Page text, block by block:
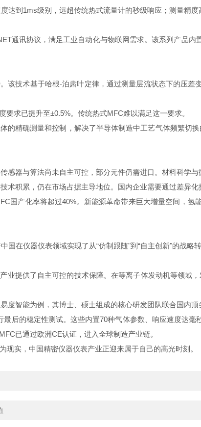
达到1ms级别，远超传统热式流量计的秒级响应；测量精
通讯协议，满足工业自动化与物联网需求。该系列产品
该技术基于哈根-泊肃叶定律，通过测量层流状态下的压
求已提升至±0.5%。传统热式MFC难以满足这一要求。
的精确测量和控制，解决了半导体制造中工艺气体频繁切
感器与算法尚未自主可控，部分元件仍需进口。材料科学
术积累，仍在市场占据主导地位。国内企业需要通过差异
国产化率将超过40%。新能源革命带来巨大增量空间，
国在仪器仪表领域实现了从“仿制跟随"到“自主创新"的战略
业提供了自主可控的技术保障。在等离子体发动机等领域
度智能为例，其博士、硕士组成的核心研发团队联合国内顶
后的稳定性测试。这些内置70种气体参数、响应速度达
已通过欧洲CE认证，进入全球制造产业链。
现实，中国精密仪器仪表产业正迎来属于自己的高光时刻。